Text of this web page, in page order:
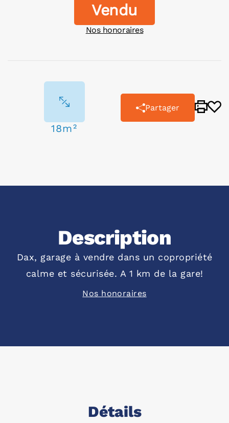
Vendu
Nos honoraires
18m²
Partager
Description
Dax, garage à vendre dans un copropriété
calme et sécurisée. A 1 km de la gare!
Nos honoraires
Détails